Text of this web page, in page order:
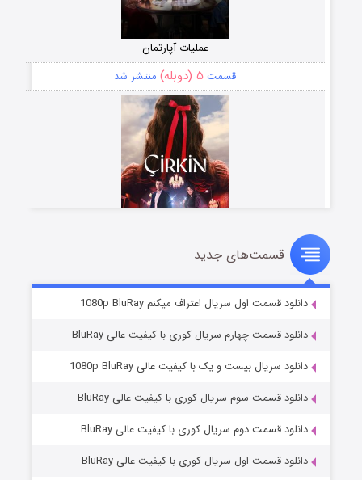
عملیات آپارتمان
قسمت ۵ (دوبله) منتشر شد
سریال زشت
قسمت۲ (زیرنویس) منتشر شد
مردگان متحرک: شهر مرده ۳
قسمت‌های جدید
دانلود قسمت اول سریال اعتراف میکنم 1080p BluRay
دانلود قسمت چهارم سریال کوری با کیفیت عالی BluRay
دانلود سریال بیست و یک با کیفیت عالی 1080p BluRay
دانلود قسمت سوم سریال کوری با کیفیت عالی BluRay
دانلود قسمت دوم سریال کوری با کیفیت عالی BluRay
دانلود قسمت اول سریال کوری با کیفیت عالی BluRay